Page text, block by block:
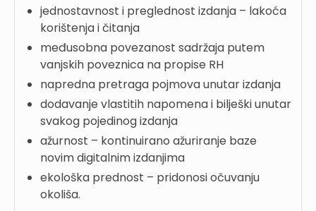
jednostavnost i preglednost izdanja – lakoća
korištenja i čitanja
međusobna povezanost sadržaja putem
vanjskih poveznica na propise RH
napredna pretraga pojmova unutar izdanja
dodavanje vlastitih napomena i bilješki unutar
svakog pojedinog izdanja
ažurnost – kontinuirano ažuriranje baze
novim digitalnim izdanjima
ekološka prednost – pridonosi očuvanju
okoliša.